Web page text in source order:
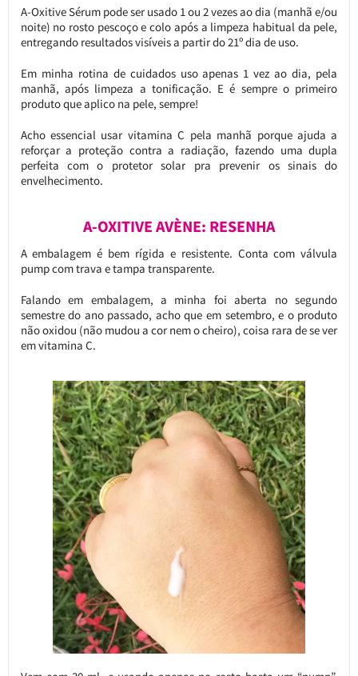
A-Oxitive Sérum pode ser usado 1 ou 2 vezes ao dia (manhã e/ou
noite) no rosto pescoço e colo após a limpeza habitual da pele,
entregando resultados visíveis a partir do 21º dia de uso.
Em minha rotina de cuidados uso apenas 1 vez ao dia, pela
manhã, após limpeza a tonificação. E é sempre o primeiro
produto que aplico na pele, sempre!
Acho essencial usar vitamina C pela manhã porque ajuda a
reforçar a proteção contra a radiação, fazendo uma dupla
perfeita com o protetor solar pra prevenir os sinais do
envelhecimento.
A-OXITIVE AVÈNE: RESENHA
A embalagem é bem rígida e resistente. Conta com válvula
pump com trava e tampa transparente.
Falando em embalagem, a minha foi aberta no segundo
semestre do ano passado, acho que em setembro, e o produto
não oxidou (não mudou a cor nem o cheiro), coisa rara de se ver
em vitamina C.